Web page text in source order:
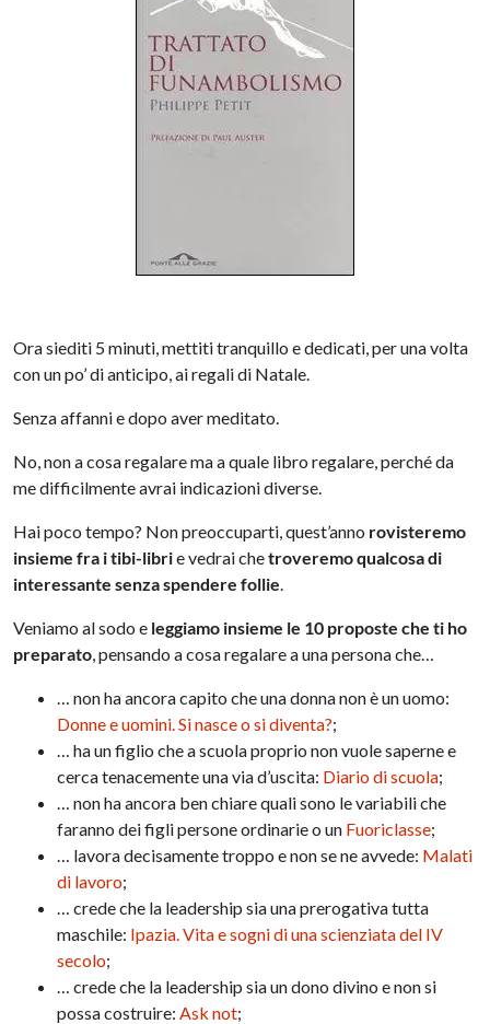
Ora siediti 5 minuti, mettiti tranquillo e dedicati, per una volta
con un po’ di anticipo, ai regali di Natale.
Senza affanni e dopo aver meditato.
No, non a cosa regalare ma a quale libro regalare, perché da
me difficilmente avrai indicazioni diverse.
Hai poco tempo? Non preoccuparti, quest’anno rovisteremo
insieme fra i tibi-librie vedrai chetroveremo qualcosa di
interessante senza spendere follie.
Veniamo al sodo e leggiamo insieme le 10 proposte che ti ho
preparato, pensando a cosa regalare a una persona che…
… non ha ancora capito che una donna non è un uomo:
Donne e uomini. Si nasce o si diventa?;
… ha un figlio che a scuola proprio non vuole saperne e
cerca tenacemente una via d’uscita: Diario di scuola;
… non ha ancora ben chiare quali sono le variabili che
faranno dei figli persone ordinarie o un Fuoriclasse;
… lavora decisamente troppo e non se ne avvede: Malati
di lavoro;
… crede che la leadership sia una prerogativa tutta
maschile: Ipazia. Vita e sogni di una scienziata del IV
secolo;
… crede che la leadership sia un dono divino e non si
possa costruire:Ask not;